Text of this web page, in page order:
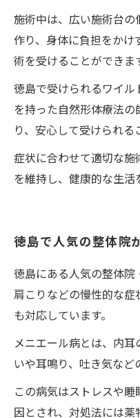
施術中は、広い施術台
作り、身体に負担をか
術を受けることができま
徳島で受けられるワイ
を持った自然形体療法
り、安心して受けられる
症状に合わせて適切な
を維持し、健康的な生活
徳島で人気の整体院
徳島にある人気の整体院
肩こりなどの慢性的な
も対応しています。
メニエール病とは、内
いや耳鳴り、吐き気など
この病気はストレスや
因とされ、対処法には